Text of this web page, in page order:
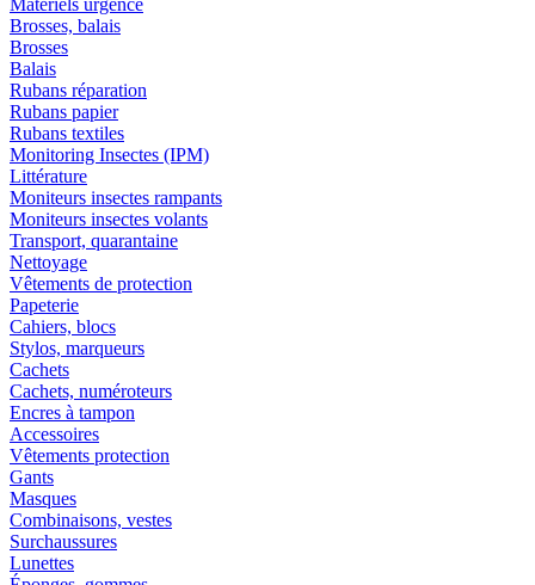
Brosses, balais
Brosses
Balais
Rubans réparation
Rubans papier
Rubans textiles
Monitoring Insectes (IPM)
Littérature
Moniteurs insectes rampants
Moniteurs insectes volants
Transport, quarantaine
Nettoyage
Vêtements de protection
Papeterie
Cahiers, blocs
Stylos, marqueurs
Cachets
Cachets, numéroteurs
Encres à tampon
Accessoires
Vêtements protection
Gants
Masques
Combinaisons, vestes
Surchaussures
Lunettes